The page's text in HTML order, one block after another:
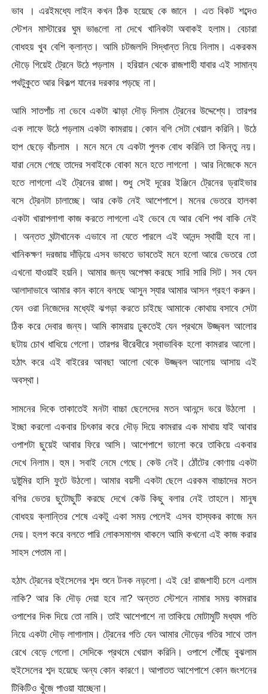
ভাব । এরইমধ্যে লাইন কখন ঠিক হয়েছে কে জানে । এত বিকট শব্দেও
স্টেশন মাস্টারের ঘুম ভাঙলো না দেখে খানিকটা অবাকই হলাম। বেচারা
বোধহয় খুব বেশি ক্লান্ত। আমি চটজলদি সিদ্ধান্ত নিয়ে নিলাম। একরকম
দৌড়ে গিয়েই ট্রেনে উঠে পড়লাম । হরিয়ান থেকে রাজশাহী যাবার এই সামান্য
পথটুকুতে আর বিকল্প যানের দরকার পড়ছে না।
আমি সাতপাঁচ না ভেবে একটা ঝাড়া দৌড় দিলাম ট্রেনের উদ্দেশ্যে। তারপর
এক লাফে উঠে পড়লাম একটা কামরায়। কোন বগি সেটা খেয়াল করিনি। উঠে
হাপ ছেড়ে বাঁচলাম । মনে মনে যে একটা পুলক বোধ করিনি তা কিন্তু নয়।
যারা নেমে গেছে তাদের সবাইকে বোকা মনে হতে লাগলো । আর নিজেকে মনে
হতে লাগলো এই ট্রেনের রাজা। শুধু সেই দূরের ইঞ্জিনে ট্রেনের ড্রাইভার
বসে ট্রেনটা চালাচ্ছে। আর কেউ নেই আশেপাশে। মনের ভেতরে হালকা
একটা খারাপলাগা কাজ করতে লাগলো এই ভেবে যে আর বেশি পথ বাকি নেই
। অন্তত ঘন্টাখানেক এভাবে না যেতে পারলে এই আনন্দ স্থায়ী হবে না।
খানিকক্ষণ দরজায় দাঁড়িয়ে এসব ভাবতে ভাবতেই মনে হলো আরে ভেতরে তো
এখনো যাওয়াই হয়নি। আমার জন্য অপেক্ষা করছে সারি সারি সিট। সব যেন
আলাদাভাবে আমার কান কানে বলছে আসুন স্যার আমার আসন গ্রহণ করুন।
যেন ওরা নিজেদের মধ্যেই ঝগড়া করতে চাইছে আমাকে কোথায় বসাবে সেটা
ঠিক করে দেবার জন্য। আমি কামরায় ঢুকতেই যেন প্রথমে উজ্জ্বল আলোর
ছটায় চোখ ধাধিয়ে গেলো। তারপর ধীরেধীরে স্বাভাবিক হলো কামরার আলো।
হঠাৎ করে এই বাইরের আবছা আলো থেকে উজ্জ্বল আলোয় আসায় এই
অবস্থা।
সামনের দিকে তাকাতেই মনটা বাচ্চা ছেলেদের মতন আনন্দে ভরে উঠলো ।
ইচ্ছা করলো একবার চিৎকার করে দৌড় দিয়ে কামরার এক মাথায় যাই আবার
ওপাশটা ছুয়েই আবার ফিরে আসি। আশেপাশে ভালো করে তাকিয়ে একবার
দেখে নিলাম। হুম। সবাই নেমে গেছে। কেউ নেই। ঠোঁটের কোণায় একটা
দুষ্টুমির হাসি ফুটে উঠলো। আমার বয়সী একটা ছেলে এরকম বাচ্চাদের মতন
বগির ভেতর ছুটোছুটি করছে দেখে কেউ কিছু বলার নেই তাহলে। মানুষ
বোধহয় ক্লান্তির শেষে একটু একা সময় পেলেই এসব হাস্যকর কাজে মন
দেয়। হলপ করে বলতে পারি লোকসমাগম থাকলে আমি কখনো এই কাজ করার
সাহস পেতাম না।
হঠাৎ ট্রেনের হুইসেলের শব্দ শুনে টনক নড়লো। এই রে! রাজশাহী চলে এলাম
নাকি? আর কি দৌড় দেয়া হবে না? অন্তত স্টেশনে নামার সময় কামরার
ওপাশের দিক দিয়ে তো নামি। তাই আশেপাশে না তাকিয়ে মোটামুটি মধ্যম গতি
নিয়ে একটা দৌড় লাগালাম। ট্রেনের গতি যেন আমার দৌড়ের গতির সাথে তাল
রেখে বেড়ে গেলো। সেদিকে প্রথমে খেয়াল করিনি। ওপাশে পৌঁছে বুঝলাম
হুইসেলের শব্দ হয়েছে অন্য কোন কারণে। আপাতত আশেপাশে কোন জংশনের
টিকিটিও খুঁজে পাওয়া যাচ্ছেনা।